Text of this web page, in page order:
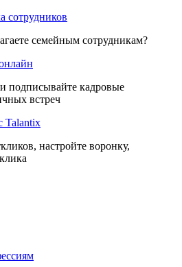
сотрудников
семейным сотрудникам?
подписывайте кадровые
встреч
Talantix
настройте воронку,